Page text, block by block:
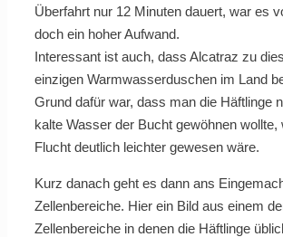
Überfahrt nur 12 Minuten dauert, war es
doch ein hoher Aufwand.
Interessant ist auch, dass Alcatraz zu
einzigen Warmwasserduschen im Land
Grund dafür war, dass man die Häftlinge
kalte Wasser der Bucht gewöhnen wollte,
Flucht deutlich leichter gewesen wäre.
Kurz danach geht es dann ans
Zellenbereiche. Hier ein Bild aus einem
Zellenbereiche in denen die Häftlinge